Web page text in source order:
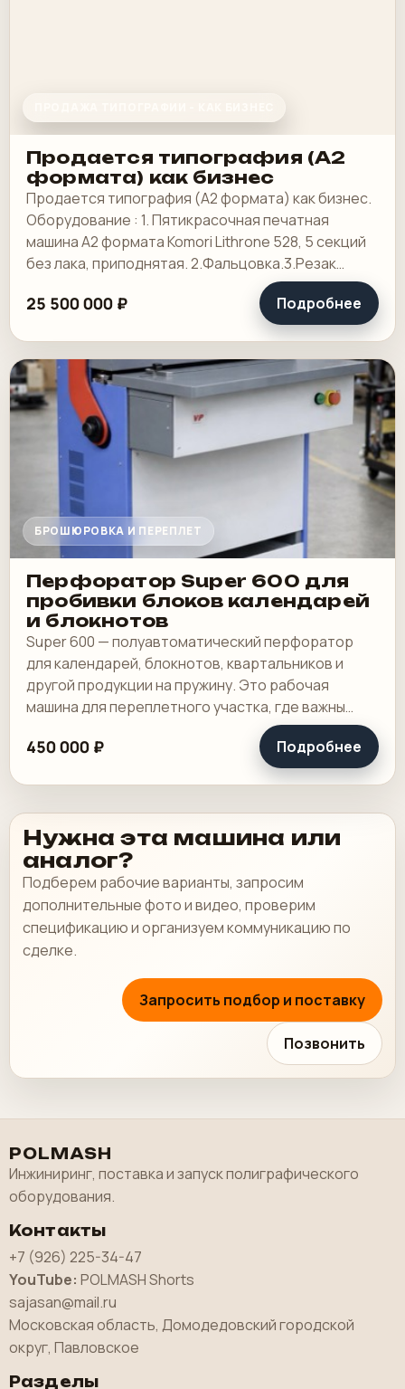
Продается типография (А2
формата) как бизнес
Продается типография (А2 формата) как бизнес.
Оборудование : 1. Пятикрасочная печатная
машина А2 формата Komori Lithrone 528, 5 секций
без лака, приподнятая. 2.Фальцовка.3.Резак
4.КБС, 5. Ламинотор, СТР. Погрузчик.
25 500 000 ₽ Подробнее
БРОШЮРОВКА И ПЕРЕПЛЕТ
Перфоратор Super 600 для
пробивки блоков календарей
и блокнотов
Super 600 — полуавтоматический перфоратор
для календарей, блокнотов, квартальников и
другой продукции на пружину. Это рабочая
машина для переплетного участка, где важны
широкая зона пробивки, быстрая смена
инструмента и.
450 000 ₽ Подробнее
Нужна эта машина или
аналог?
Подберем рабочие варианты, запросим
дополнительные фото и видео, проверим
спецификацию и организуем коммуникацию по
сделке.
Запросить подбор и поставку
Позвонить
POLMASH
Инжиниринг, поставка и запуск полиграфического
оборудования.
Контакты
+7 (926) 225-34-47
YouTube: POLMASH Shorts
sajasan@mail.ru
Московская область, Домодедовский городской
округ, Павловское
Разделы